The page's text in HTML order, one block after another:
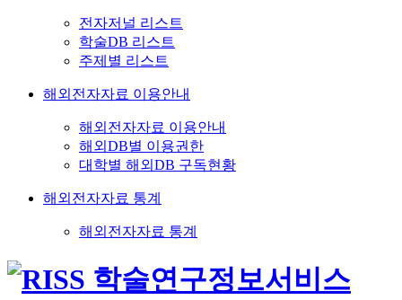
전자저널 리스트
학술DB 리스트
주제별 리스트
해외전자자료 이용안내
해외전자자료 이용안내
해외DB별 이용권한
대학별 해외DB 구독현황
해외전자자료 통계
해외전자자료 통계